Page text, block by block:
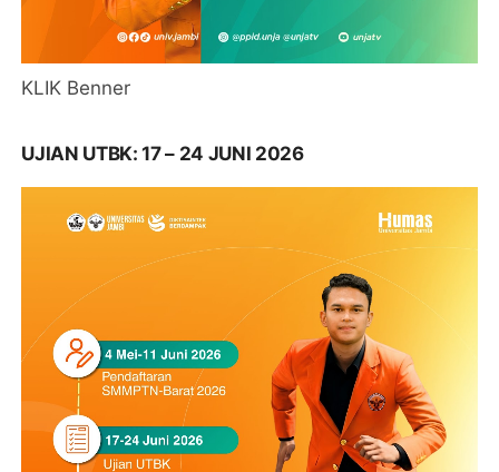
KLIK Benner
UJIAN UTBK: 17 – 24 JUNI 2026